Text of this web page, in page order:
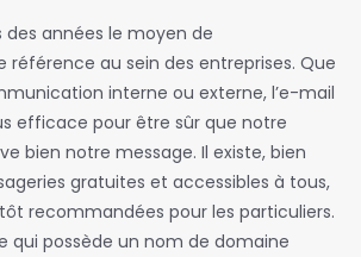
des années le moyen de
au sein des entreprises. Que
interne ou externe, l’e-mail
efficace pour être sûr que notre
bien notre message. Il existe, bien
gratuites et accessibles à tous,
recommandées pour les particuliers.
qui possède un nom de domaine